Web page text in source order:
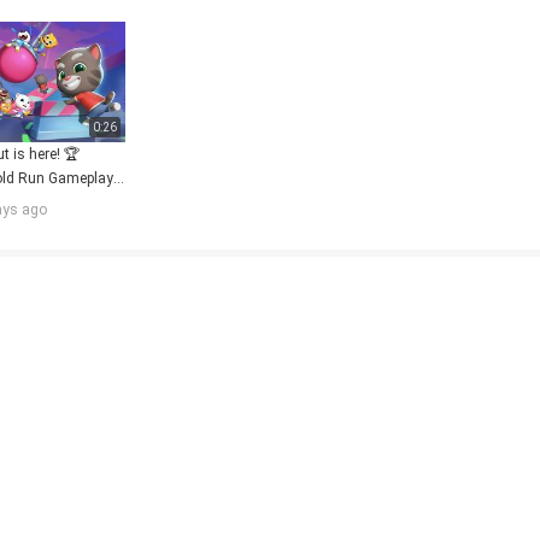
0:26
is here! 🏆
Run Gameplay
ago